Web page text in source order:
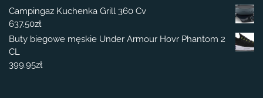
Campingaz Kuchenka Grill 360 Cv
637.50zł
Buty biegowe męskie Under Armour Hovr Phantom 2
CL
399.95zł